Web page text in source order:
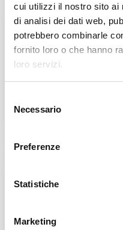
cui utilizzi il nostro sito ai
di analisi dei dati web,
potrebbero combinarle
fornito loro o che hanno
loro servizi.
Necessario
Preferenze
Statistiche
Marketing